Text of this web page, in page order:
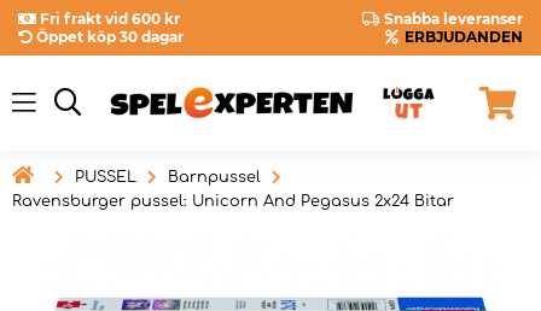
Fri frakt vid 600 kr
Snabba leveranser
Öppet köp 30 dagar
ERBJUDANDEN
 PUSSEL
Barnpussel
Ravensburger pussel: Unicorn And Pegasus 2x24 Bitar